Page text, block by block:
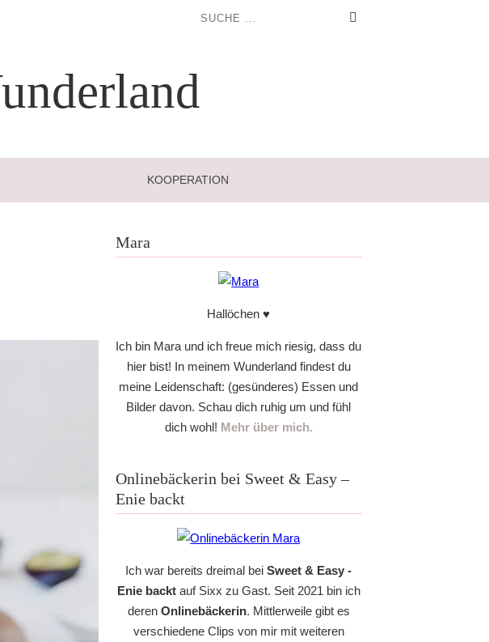
KOOPERATION
Mara
Hallöchen ♥
Ich bin Mara und ich freue mich riesig, dass du
hier bist! In meinem Wunderland findest du
meine Leidenschaft: (gesünderes) Essen und
Bilder davon. Schau dich ruhig um und fühl
dich wohl! Mehr über mich.
Onlinebäckerin bei Sweet & Easy –
Enie backt
Ich war bereits dreimal beiSweet & Easy -
Enie backtauf Sixx zu Gast. Seit 2021 bin ich
deren Onlinebäckerin. Mittlerweile gibt es
verschiedene Clips von mir mit weiteren